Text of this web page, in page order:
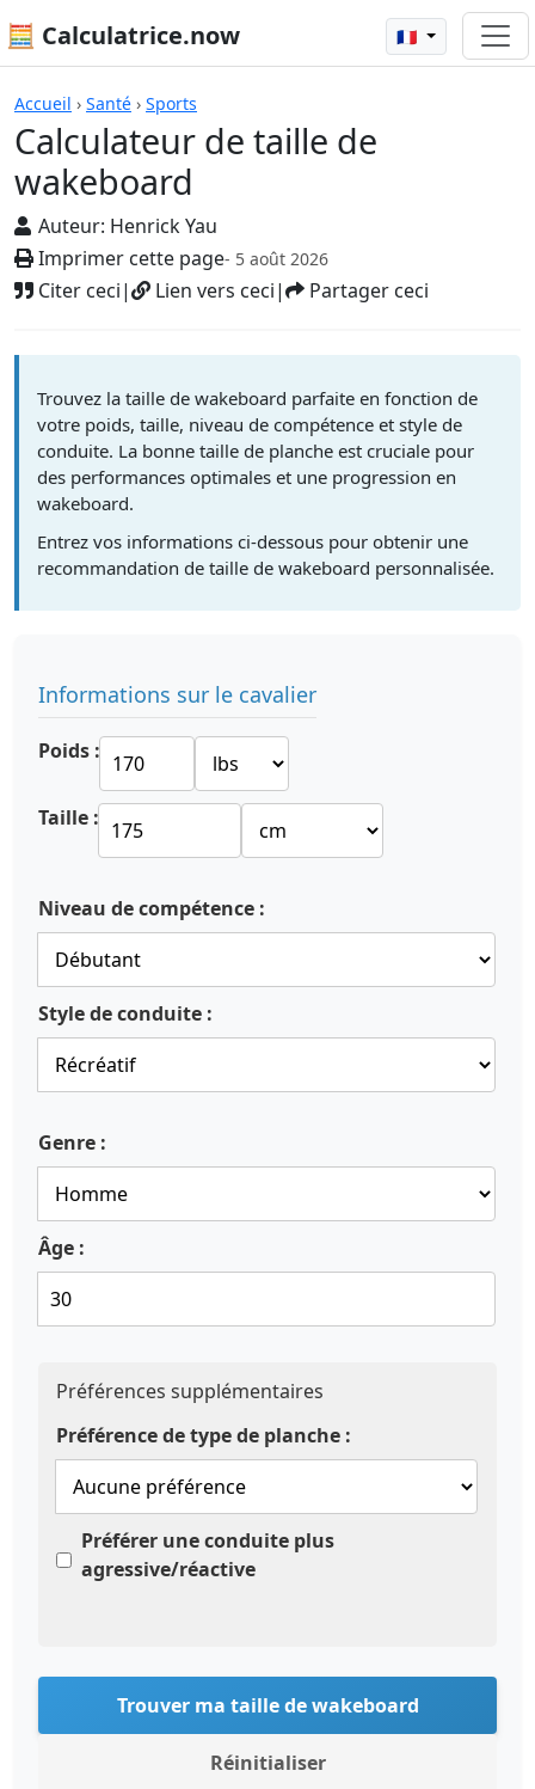
🧮 Calculatrice.now 🇫🇷
Accueil › Santé › Sports
Calculateur de taille de
wakeboard
Auteur: Henrick Yau
Imprimer cette page- 5 août 2026
Citer ceci| Lien vers ceci| Partager ceci
Calculatrices
Trouvez la taille de wakeboard parfaite en fonction de
votre poids, taille, niveau de compétence et style de
conduite. La bonne taille de planche est cruciale pour
des performances optimales et une progression en
wakeboard.
Entrez vos informations ci-dessous pour obtenir une
recommandation de taille de wakeboard personnalisée.
Informations sur le cavalier
Poids :
Taille :
Niveau de compétence :
Style de conduite :
Genre :
Âge :
Préférences supplémentaires
Préférence de type de planche :
Préférer une conduite plus
agressive/réactive
Trouver ma taille de wakeboard
Réinitialiser